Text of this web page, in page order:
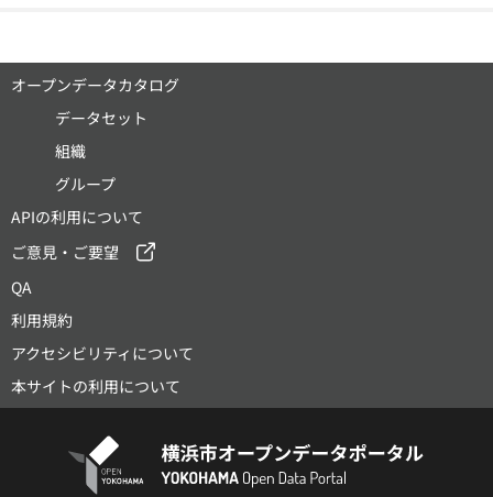
オープンデータカタログ
データセット
組織
グループ
APIの利用について
ご意見・ご要望
QA
利用規約
アクセシビリティについて
本サイトの利用について